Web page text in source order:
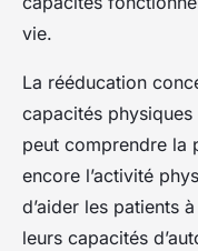
vie.
La rééducation
capacités
peut comprendre la
encore l’activité
d’aider les patients
leurs capacités